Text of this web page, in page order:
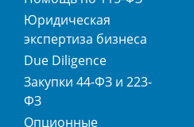
Юридическая
экспертиза бизнеса
Due Diligence
Закупки 44-ФЗ и 223-
ФЗ
Опционные